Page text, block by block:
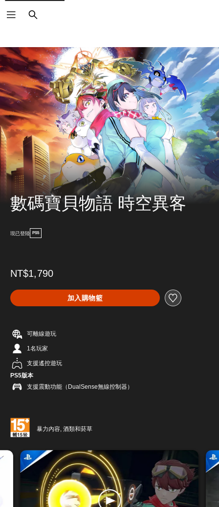
搜
尋
數碼寶貝物語 時空異客
現已登陸 PS5
NT$1,790
加入購物籃
可離線遊玩
1名玩家
支援遙控遊玩
PS5版本
支援震動功能（DualSense無線控制器）
暴力內容, 酒類和菸草